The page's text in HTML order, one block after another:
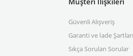
Güvenli Alışveriş
Garanti ve İade Şartları
Sıkça Sorulan Sorular